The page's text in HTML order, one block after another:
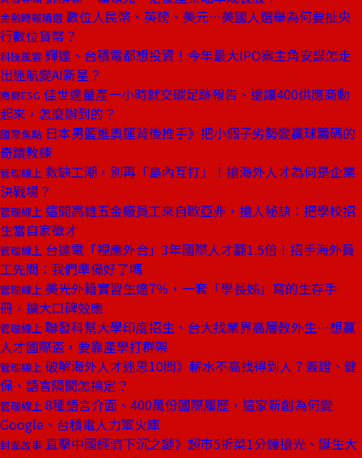
金融時報精選 數位人民幣、英鎊、美元⋯美國人選舉為何要扯央
行數位貨幣？
科技風雲 輝達、台積電都想投資！今年最大IPO案主角安謀怎走
出迷航變AI新星？
商周ESG 佳世達量產一小時就交碳足跡報告、還讓400供應商動
起來，怎麼辦到的？
國際焦點 日本男籃進奧運背後推手》把小個子劣勢變贏球籌碼的
奇蹟教練
管理線上 救缺工潮，別再「島內互打」！搶海外人才為何是企業
決戰場？
管理線上 這間高雄五金廠員工來自歐亞非，搶人秘訣：把學校招
生當自家徵才
管理線上 台達電「裡應外合」3年國際人才翻1.5倍！招手海外員
工先問：我們準備好了嗎
管理線上 美光外籍實習生達7％，一套「學長姊」寫的生存手
冊，擴大口碑效應
管理線上 聯發科幫大學印度招生、台大找業界高層教外生⋯想贏
人才國際盃，要靠產學打群架
管理線上 破解海外人才迷思10問》薪水不高找得到人？簽證、健
保、語言隔閡怎搞定？
管理線上 8種語言介面、400萬份國際履歷，這家新創為何變
Google、台積電人力軍火庫
封面故事 直擊中國經濟下沉之謎》超市5折菜1分鐘搶光、誕生大